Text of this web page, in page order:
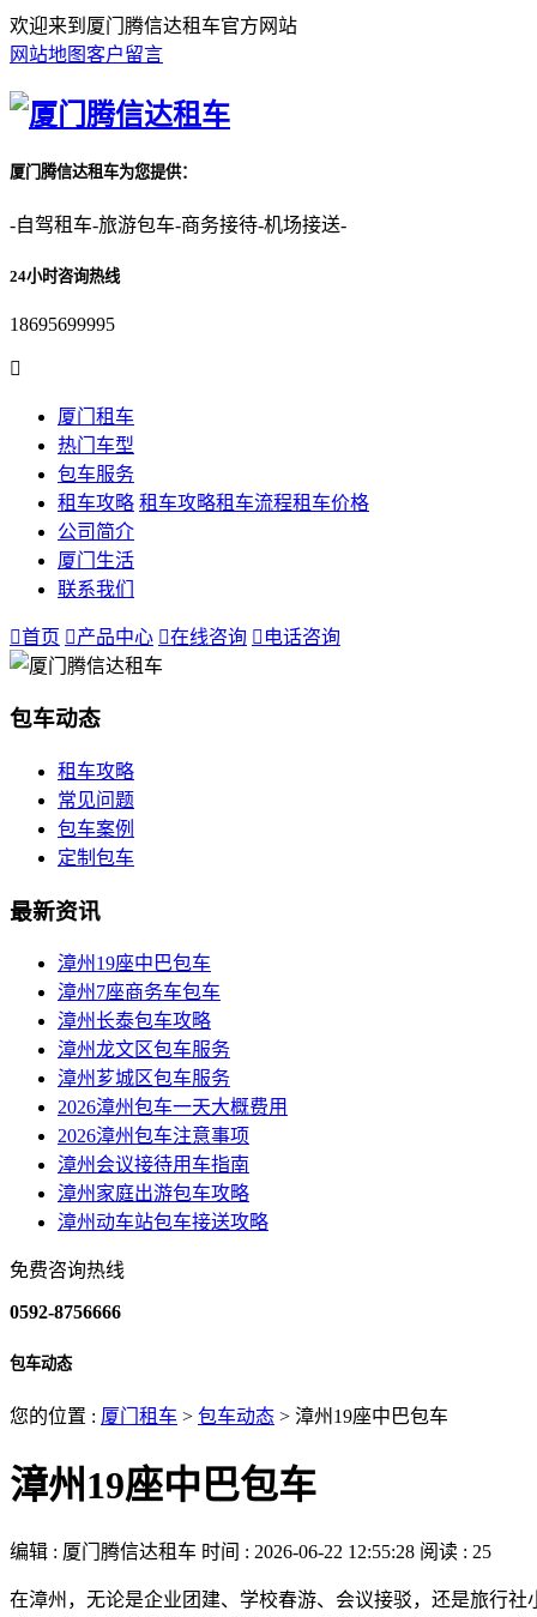
欢迎来到厦门腾信达租车官方网站
网站地图客户留言
厦门腾信达租车为您提供：
-自驾租车-旅游包车-商务接待-机场接送-
24小时咨询热线
18695699995

厦门租车
热门车型
包车服务
租车攻略 租车攻略租车流程租车价格
公司简介
厦门生活
联系我们
首页 产品中心 在线咨询  电话咨询
包车动态
租车攻略
常见问题
包车案例
定制包车
最新资讯
漳州19座中巴包车
漳州7座商务车包车
漳州长泰包车攻略
漳州龙文区包车服务
漳州芗城区包车服务
2026漳州包车一天大概费用
2026漳州包车注意事项
漳州会议接待用车指南
漳州家庭出游包车攻略
漳州动车站包车接送攻略
免费咨询热线
0592-8756666
包车动态
您的位置 : 厦门租车 > 包车动态 > 漳州19座中巴包车
漳州19座中巴包车
编辑 : 厦门腾信达租车 时间 : 2026-06-22 12:55:28 阅读 : 25
在漳州，无论是企业团建、学校春游、会议接驳，还是旅行